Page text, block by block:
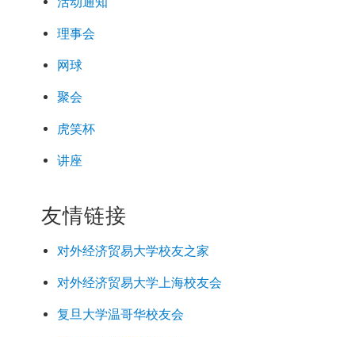
理事会
网球
聚会
虎笑杯
讲座
友情链接
对外经济贸易大学校友之家
对外经济贸易大学上海校友会
复旦大学温哥华校友会